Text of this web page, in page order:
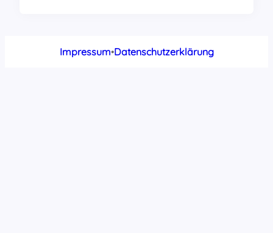
Impressum•Datenschutzerklärung